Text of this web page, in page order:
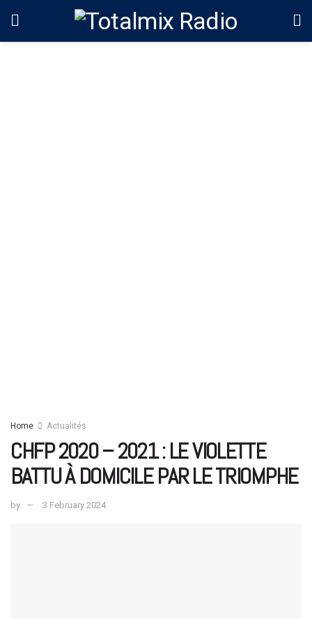
Home Actualités
CHFP 2020 – 2021 : LE VIOLETTE
BATTU À DOMICILE PAR LE TRIOMPHE
by 3 February 2024